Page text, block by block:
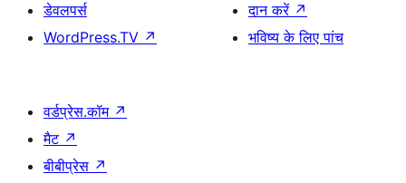
डेवलपर्स
WordPress.TV ↗
दान करें ↗
भविष्य के लिए पांच
वर्डप्रेस.कॉम ↗
मैट ↗
बीबीप्रेस ↗